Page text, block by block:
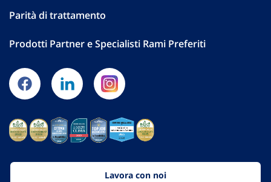
Parità di trattamento
Prodotti Partner e Specialisti Rami Preferiti
Lavora con noi